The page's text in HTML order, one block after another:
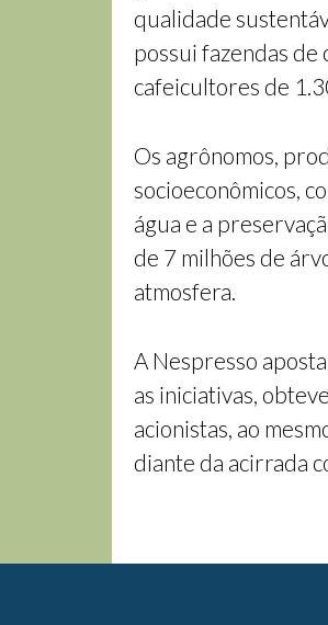
qualidade
possui fazendas de
cafeicultores de
Os agrônomos,
socioeconômicos,
água e a
de 7 milhões de
atmosfera.
A Nespresso
as iniciativas,
acionistas, ao
diante da acirrada